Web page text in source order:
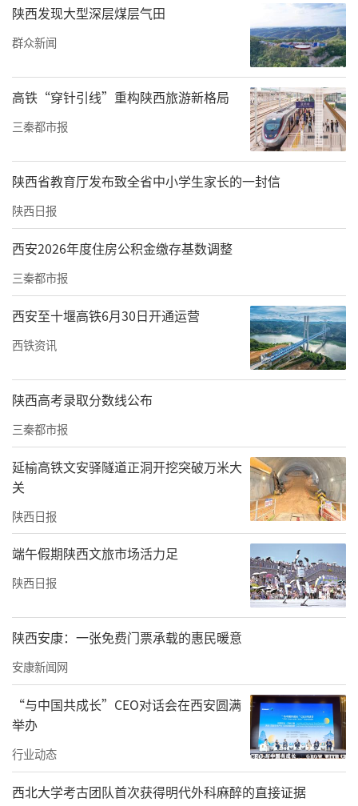
绘本创作的手绘作品、角色美工以及中大班成
册的21天精读学习日记、班级课程纪实，家长
驻足翻阅、留言互动，直观见证孩子们从绘本
研读、课程探究到编排剧目全过程的成长蜕
变，沉浸式感受全园浓厚书香氛围。
静态展览圆满落幕，阅读月闭幕式暨绘本剧展
演文艺汇演正式启幕，现场氛围温馨热烈、书
香浓郁。活动伊始，榆林高新区管委会四级调
研员杨小静看望幼儿代表、送上慰问礼品，充
分体现了社会各界对学前教育和幼儿成长的关
怀。随后，现场举行“书香家庭”颁奖典礼，
表彰在亲子阅读打卡、自制绘本创作等活动中
表现优秀的家庭，树立共读榜样、弘扬书香家
风，助推家校共育落地生根。程继凤园长正式
宣布活动开幕，为孩子们送上祝福，肯定大家
在阅读月中的坚持与进步，鼓励孩子们坚持阅
读、乐享阅读。仪式尾声，小班幼儿带来《古
诗诵唱》表演，稚嫩清脆的吟唱古韵盎然，为
后续绘本剧展演精彩开篇。
仪式过后，共计13部绘本剧目分三大篇章轮番
上演。第一篇章：童趣绘本·童话天地，大六
陕西发现大型深层煤层气田
群众新闻
高铁“穿针引线”重构陕西旅游新格局
三秦都市报
陕西省教育厅发布致全省中小学生家长的一封信
陕西日报
西安2026年度住房公积金缴存基数调整
三秦都市报
西安至十堰高铁6月30日开通运营
西铁资讯
陕西高考录取分数线公布
三秦都市报
延榆高铁文安驿隧道正洞开挖突破万米大
关
陕西日报
端午假期陕西文旅市场活力足
陕西日报
陕西安康：一张免费门票承载的惠民暖意
安康新闻网
“与中国共成长”CEO对话会在西安圆满
举办
行业动态
西北大学考古团队首次获得明代外科麻醉的直接证据